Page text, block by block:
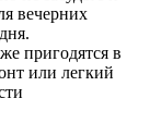
вечерних
пригодятся в
или легкий